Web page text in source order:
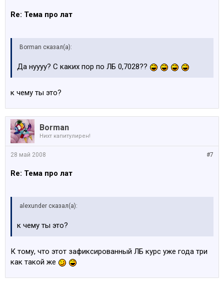
Re: Тема про лат
Borman сказал(а):
Да нуууу? С каких пор по ЛБ 0,7028??
к чему ты это?
Borman
Нихт капитулирен!
#7
28 май 2008
Re: Тема про лат
alexunder сказал(а):
к чему ты это?
К тому, что этот зафиксированный ЛБ курс уже года три
как такой же